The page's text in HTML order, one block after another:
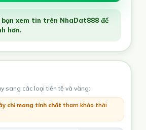
bạn xem tin trên NhaDat888 để
hơn.
sang các loại tiền tệ và vàng:
chỉ mang tính chất tham khảo thời